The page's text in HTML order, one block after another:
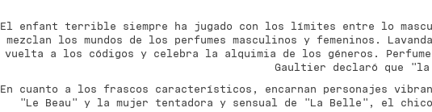
El enfant terrible siempre ha jugado con los límites entre lo
mezclan los mundos de los perfumes masculinos y femeninos.
vuelta a los códigos y celebra la alquimia de los géneros.
Gaultier declaró que
En cuanto a los frascos característicos, encarnan personajes
"Le Beau" y la mujer tentadora y sensual de "La Belle", el